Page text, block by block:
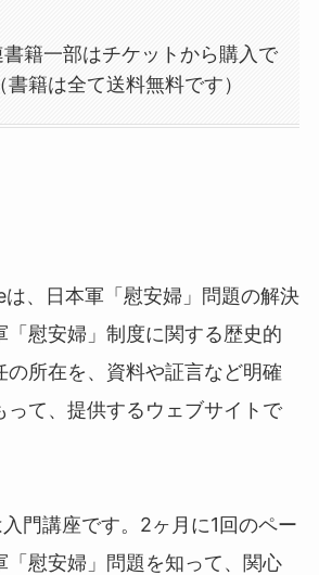
籍一部はチケットから購入で
書籍は全て送料無料です）
、日本軍「慰安婦」問題の解決
「慰安婦」制度に関する歴史的
の所在を、資料や証言など明確
って、提供するウェブサイトで
門講座です。2ヶ月に1回のペー
「慰安婦」問題を知って、関心